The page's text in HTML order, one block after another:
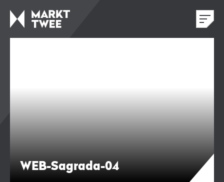
WEB-Sagrada-04